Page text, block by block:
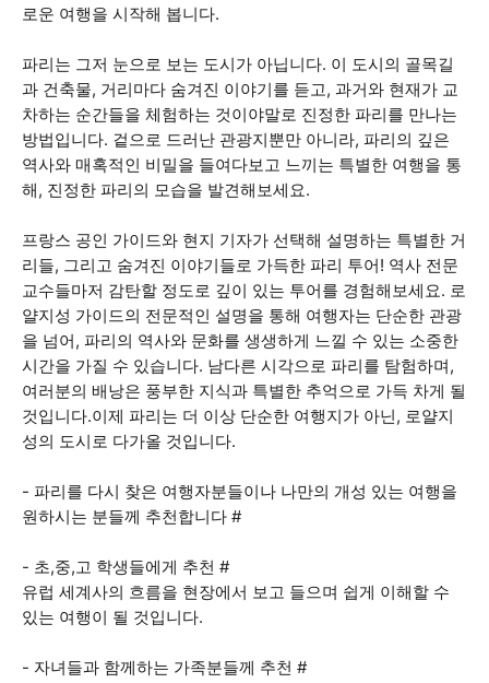
로운 여행을 시작해 봅니다.
파리는 그저 눈으로 보는 도시가 아닙니다. 이 도시의 골목길
과 건축물, 거리마다 숨겨진 이야기를 듣고, 과거와 현재가 교
차하는 순간들을 체험하는 것이야말로 진정한 파리를 만나는
방법입니다. 겉으로 드러난 관광지뿐만 아니라, 파리의 깊은
역사와 매혹적인 비밀을 들여다보고 느끼는 특별한 여행을 통
해, 진정한 파리의 모습을 발견해보세요.
프랑스 공인 가이드와 현지 기자가 선택해 설명하는 특별한 거
리들, 그리고 숨겨진 이야기들로 가득한 파리 투어! 역사 전문
교수들마저 감탄할 정도로 깊이 있는 투어를 경험해보세요. 로
얄지성 가이드의 전문적인 설명을 통해 여행자는 단순한 관광
을 넘어, 파리의 역사와 문화를 생생하게 느낄 수 있는 소중한
시간을 가질 수 있습니다. 남다른 시각으로 파리를 탐험하며,
여러분의 배낭은 풍부한 지식과 특별한 추억으로 가득 차게 될
것입니다.이제 파리는 더 이상 단순한 여행지가 아닌, 로얄지
성의 도시로 다가올 것입니다.
- 파리를 다시 찾은 여행자분들이나 나만의 개성 있는 여행을
원하시는 분들께 추천합니다 #
- 초,중,고 학생들에게 추천 #
유럽 세계사의 흐름을 현장에서 보고 들으며 쉽게 이해할 수
있는 여행이 될 것입니다.
- 자녀들과 함께하는 가족분들께 추천 #